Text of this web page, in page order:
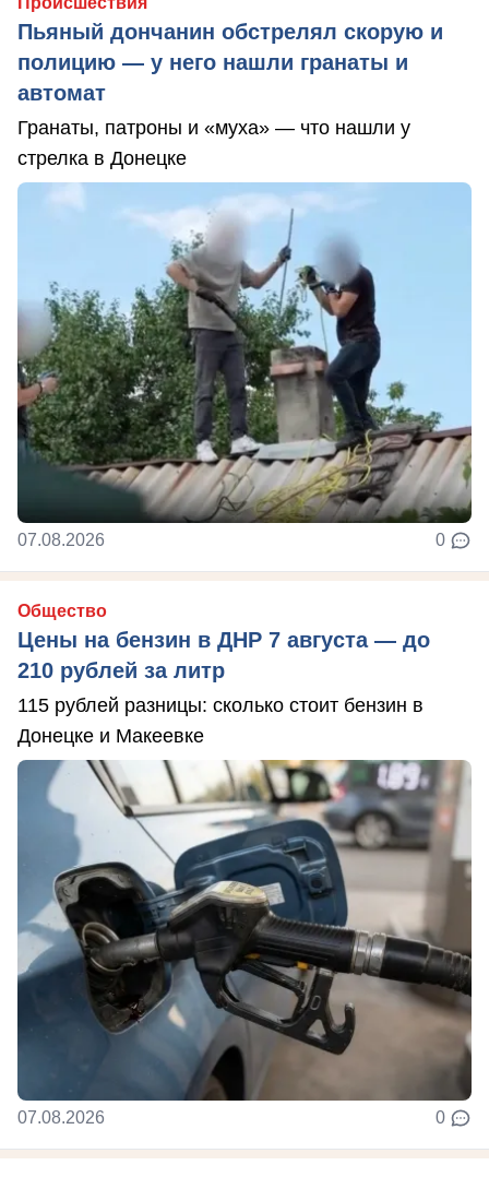
Пьяный дончанин обстрелял скорую и
полицию — у него нашли гранаты и
автомат
Гранаты, патроны и «муха» — что нашли у
стрелка в Донецке
07.08.2026 0
Общество
Цены на бензин в ДНР 7 августа — до
210 рублей за литр
115 рублей разницы: сколько стоит бензин в
Донецке и Макеевке
07.08.2026 0